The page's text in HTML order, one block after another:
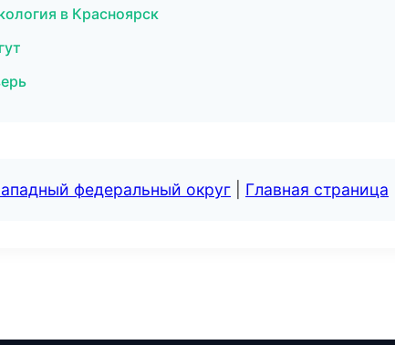
в Красноярск
федеральный округ Главная страница